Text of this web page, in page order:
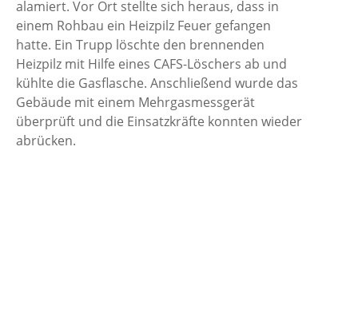
alamiert. Vor Ort stellte sich heraus, dass in
einem Rohbau ein Heizpilz Feuer gefangen
hatte. Ein Trupp löschte den brennenden
Heizpilz mit Hilfe eines CAFS-Löschers ab und
kühlte die Gasflasche. Anschließend wurde das
Gebäude mit einem Mehrgasmessgerät
überprüft und die Einsatzkräfte konnten wieder
abrücken.